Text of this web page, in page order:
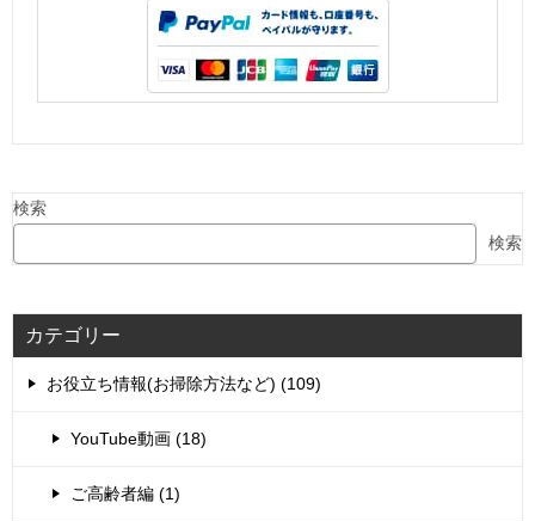
検索
検索
カテゴリー
お役立ち情報(お掃除方法など) (109)
YouTube動画 (18)
ご高齢者編 (1)